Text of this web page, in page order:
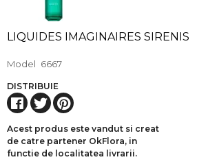
LIQUIDES IMAGINAIRES SIRENIS
Model 6667
DISTRIBUIE
Acest produs este vandut si creat
de catre partener OkFlora, in
functie de localitatea livrarii.